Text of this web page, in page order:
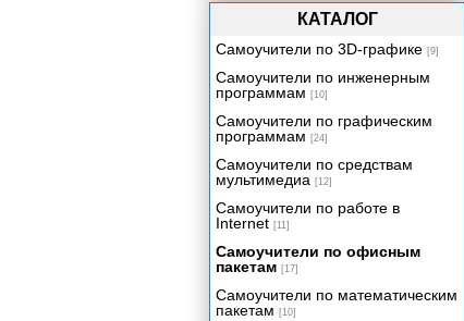
Расчет премии за выслугу лет.
Ввод условий для начисления
количества лет работы на
предприятии
Расчет суммы премии. Скрытие
столбцов.
Формирование приказа о премии
за выслугу лет
Составление перечней
Написание числовых данных
прописью
Электронный табель учета
рабочего времени
КАТАЛОГ
Самоучители по 3D-графике [9]
Самоучители по инженерным
программам [10]
Самоучители по графическим
программам [24]
Самоучители по средствам
мультимедиа [12]
Самоучители по работе в
Internet [11]
Самоучители по офисным
пакетам [17]
Самоучители по математическим
пакетам [10]